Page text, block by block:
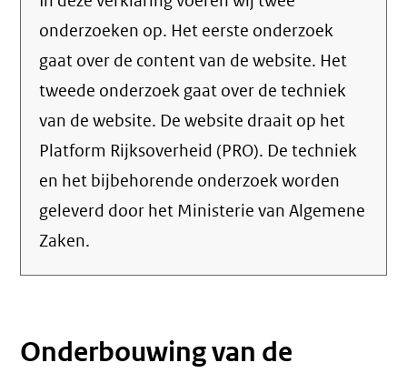
onderzoeken op. Het eerste onderzoek
gaat over de content van de website. Het
tweede onderzoek gaat over de techniek
van de website. De website draait op het
Platform Rijksoverheid (PRO). De techniek
en het bijbehorende onderzoek worden
geleverd door het Ministerie van Algemene
Zaken.
Onderbouwing van de